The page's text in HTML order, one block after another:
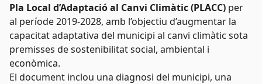
Pla Local d’Adaptació al Canvi Climàtic (PLACC) per
al període 2019-2028, amb l’objectiu d’augmentar la
capacitat adaptativa del municipi al canvi climàtic sota
premisses de sostenibilitat social, ambiental i
econòmica.
El document inclou una diagnosi del municipi, una